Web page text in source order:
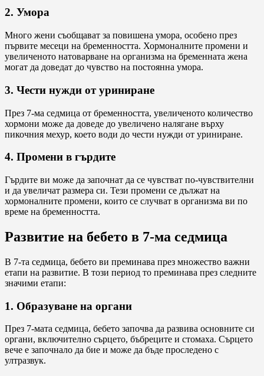
2. Умора
Много жени съобщават за повишена умора, особено през
първите месеци на бременността. Хормоналните промени и
увеличеното натоварване на организма на бременната жена
могат да доведат до чувство на постоянна умора.
3. Чести нужди от уриниране
През 7-ма седмица от бременността, увеличеното количество
хормони може да доведе до увеличено налягане върху
пикочния мехур, което води до чести нужди от уриниране.
4. Промени в гърдите
Гърдите ви може да започнат да се чувстват по-чувствителни
и да увеличат размера си. Тези промени се дължат на
хормоналните промени, които се случват в организма ви по
време на бременността.
Развитие на бебето в 7-ма седмица
В 7-та седмица, бебето ви преминава през множество важни
етапи на развитие. В този период то преминава през следните
значими етапи:
1. Образуване на органи
През 7-мата седмица, бебето започва да развива основните си
органи, включително сърцето, бъбреците и стомаха. Сърцето
вече е започнало да бие и може да бъде проследено с
ултразвук.